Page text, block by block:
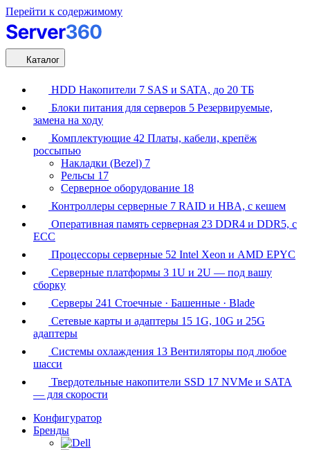
Перейти к содержимому
Каталог
HDD Накопители 7 SAS и SATA, до 20 ТБ
Блоки питания для серверов 5 Резервируемые,
замена на ходу
Комплектующие 42 Платы, кабели, крепёж
россыпью
Накладки (Bezel) 7
Рельсы 17
Серверное оборудование 18
Контроллеры серверные 7 RAID и HBA, с кешем
Оперативная память серверная 23 DDR4 и DDR5, с
ECC
Процессоры серверные 52 Intel Xeon и AMD EPYC
Серверные платформы 3 1U и 2U — под вашу
сборку
Серверы 241 Стоечные · Башенные · Blade
Сетевые карты и адаптеры 15 1G, 10G и 25G
адаптеры
Системы охлаждения 13 Вентиляторы под любое
шасси
Твердотельные накопители SSD 17 NVMe и SATA
— для скорости
Конфигуратор
Бренды